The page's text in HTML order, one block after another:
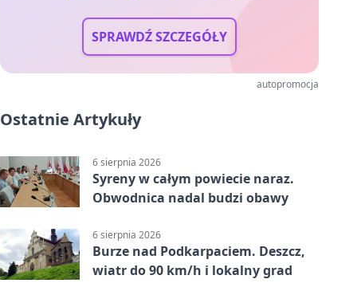
SPRAWDŹ SZCZEGÓŁY
autopromocja
Ostatnie Artykuły
6 sierpnia 2026
Syreny w całym powiecie naraz.
Obwodnica nadal budzi obawy
6 sierpnia 2026
Burze nad Podkarpaciem. Deszcz,
wiatr do 90 km/h i lokalny grad